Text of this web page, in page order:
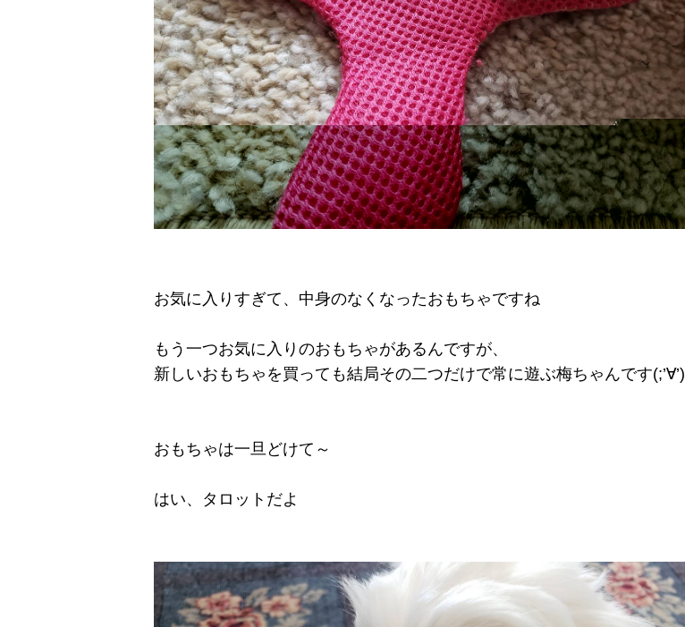
お気に入りすぎて、中身のなくなったおもちゃですね
もう一つお気に入りのおもちゃがあるんですが、
新しいおもちゃを買っても結局その二つだけで常に遊ぶ梅ちゃんです(;’∀’)
おもちゃは一旦どけて～
はい、タロットだよ